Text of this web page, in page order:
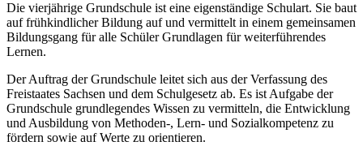
Die vierjährige Grundschule ist eine eigenständige Schulart. Sie baut
auf frühkindlicher Bildung auf und vermittelt in einem gemeinsamen
Bildungsgang für alle Schüler Grundlagen für weiterführendes
Lernen.
Der Auftrag der Grundschule leitet sich aus der Verfassung des
Freistaates Sachsen und dem Schulgesetz ab. Es ist Aufgabe der
Grundschule grundlegendes Wissen zu vermitteln, die Entwicklung
und Ausbildung von Methoden-, Lern- und Sozialkompetenz zu
fördern sowie auf Werte zu orientieren.